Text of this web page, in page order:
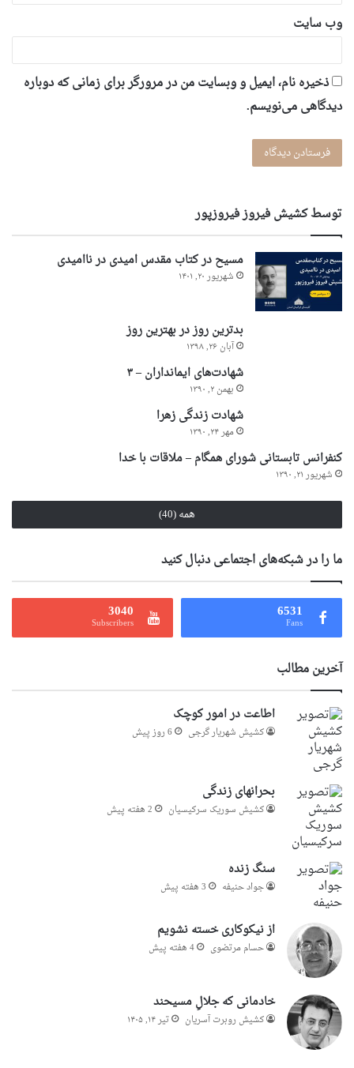
وب‌ سایت
ذخیره نام، ایمیل و وبسایت من در مرورگر برای زمانی که دوباره
دیدگاهی می‌نویسم.
توسط کشیش فیروز فیروزپور
مسیح در کتاب مقدس امیدی در ناامیدی
شهریور ۲۰, ۱۴۰۱
بدترین روز در بهترین روز
آبان ۲۶, ۱۳۹۸
شهادت‌های ایمانداران – ۳
بهمن ۲, ۱۳۹۰
شهادت زندگی زهرا
مهر ۲۴, ۱۳۹۰
کنفرانس تابستانی شورای همگام – ملاقات با خدا
شهریور ۲۱, ۱۳۹۰
همه (40)
ما را در شبکه‌های اجتماعی دنبال کنید
6531
Fans
3040
Subscribers
آخرین مطالب
اطاعت در امور کوچک
کشیش شهریار گرجى 6 روز پیش
بحرانهای زندگی
کشیش سوریک سرکیسیان 2 هفته پیش
سنگ زنده
جواد حنیفه 3 هفته پیش
از نیکوکاری خسته نشویم
حسام مرتضوی 4 هفته پیش
خادمانی که جلالِ مسیحند
کشیش روبرت آسریان تیر ۱۴, ۱۴۰۵